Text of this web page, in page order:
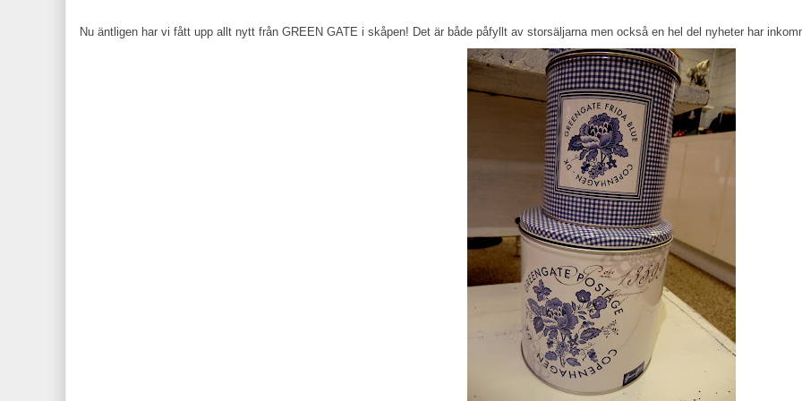
Nu äntligen har vi fått upp allt nytt från GREEN GATE i skåpen! Det är både påfyllt av storsäljarna men också en hel del nyheter har